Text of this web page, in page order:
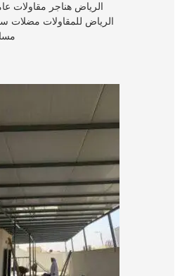
الرياض هناجر مقاولات
الرياض للمقاولات مضلات